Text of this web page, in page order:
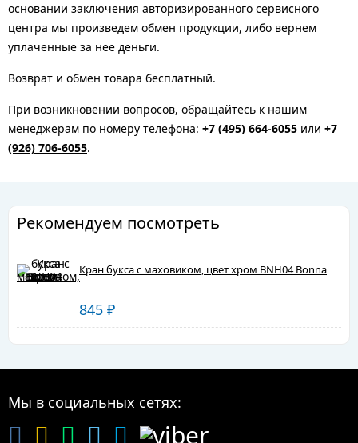
основании заключения авторизированного сервисного
центра мы произведем обмен продукции, либо вернем
уплаченные за нее деньги.
Возврат и обмен товара бесплатный.
При возникновении вопросов, обращайтесь к нашим
менеджерам по номеру телефона: +7 (495) 664-6055 или +7
(926) 706-6055.
Рекомендуем посмотреть
Кран букса с маховиком, цвет хром BNH04 Bonna
845 ₽
Мы в социальных сетях: